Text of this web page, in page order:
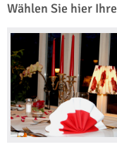
Wählen Sie hier